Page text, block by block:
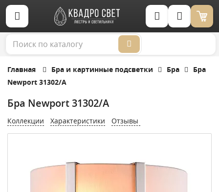
Корзина (0)
Главная Бра и картинные подсветки Бра
Бра
Newport 31302/A
Бра Newport 31302/A
Коллекции Характеристики Отзывы